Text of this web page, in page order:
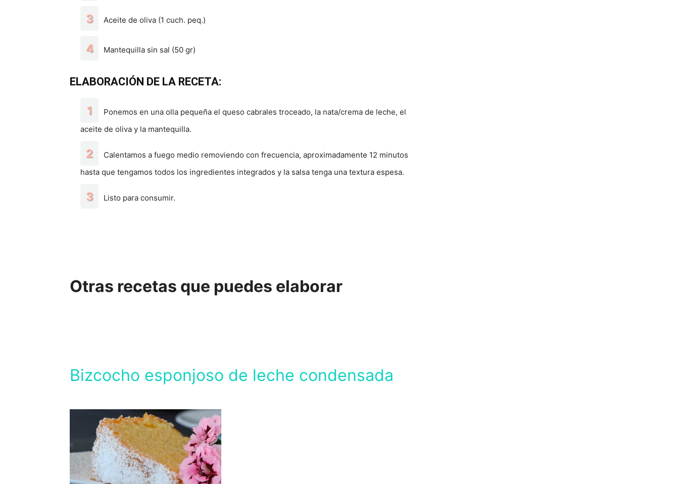
Aceite de oliva (1 cuch. peq.)
Mantequilla sin sal (50 gr)
ELABORACIÓN DE LA RECETA:
Ponemos en una olla pequeña el queso cabrales troceado, la nata/crema de leche, el
aceite de oliva y la mantequilla.
Calentamos a fuego medio removiendo con frecuencia, aproximadamente 12 minutos
hasta que tengamos todos los ingredientes integrados y la salsa tenga una textura espesa.
Listo para consumir.
Otras recetas que puedes elaborar
Bizcocho esponjoso de leche condensada